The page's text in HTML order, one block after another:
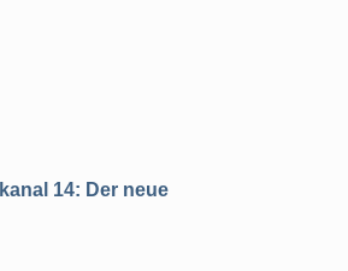
14: Der neue